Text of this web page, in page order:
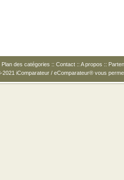
Plan des catégories :: Contact :: A propos ::
iComparateur / eComparateur® vous